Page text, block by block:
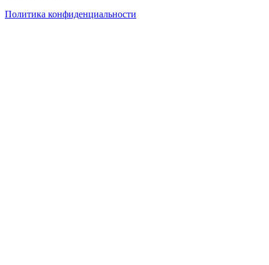
Политика конфиденциальности